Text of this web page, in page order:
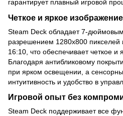
гарантирует плавный игровой
Четкое и яркое изображение
Steam Deck обладает 7-
разрешением 1280x800 пикселей
16:10, что обеспечивает четкое и
Благодаря антибликовому
при ярком освещении, а
интуитивность и удобство в
Игровой опыт без
Steam Deck поддерживает все